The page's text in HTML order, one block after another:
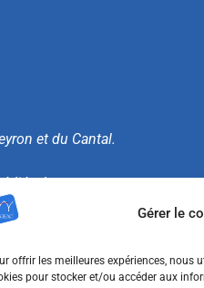
Gérer le
offrir les meilleures expériences, nous
pour stocker et/ou accéder aux
et du Cantal.